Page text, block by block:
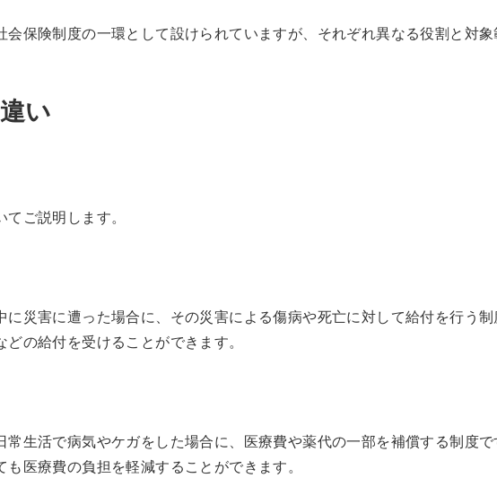
保険制度の一環として設けられていますが、それぞれ異なる役割と対象
い
ご説明します。
災害に遭った場合に、その災害による傷病や死亡に対して給付を行う制
の給付を受けることができます。
生活で病気やケガをした場合に、医療費や薬代の一部を補償する制度で
医療費の負担を軽減することができます。